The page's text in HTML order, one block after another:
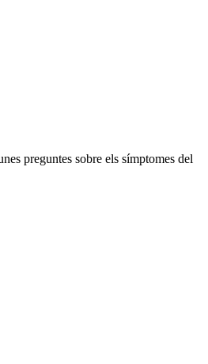
preguntes sobre els símptomes del